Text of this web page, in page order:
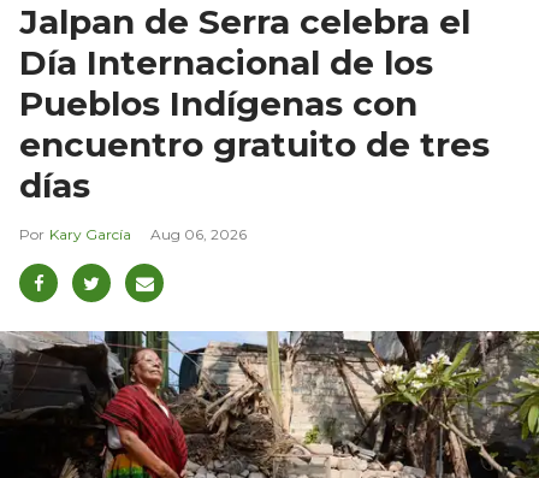
Jalpan de Serra celebra el
Día Internacional de los
Pueblos Indígenas con
encuentro gratuito de tres
días
Kary García Aug 06, 2026